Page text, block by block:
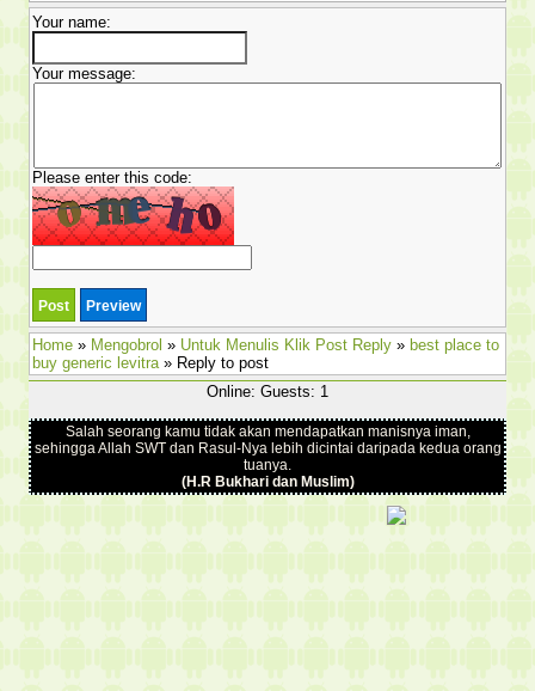
Your name:
Your message:
Please enter this code:
Home » Mengobrol » Untuk Menulis Klik Post Reply » best place to
buy generic levitra» Reply to post
Online: Guests: 1
Salah seorang kamu tidak akan mendapatkan manisnya iman,
sehingga Allah SWT dan Rasul-Nya lebih dicintai daripada kedua orang
tuanya.
(H.R Bukhari dan Muslim)